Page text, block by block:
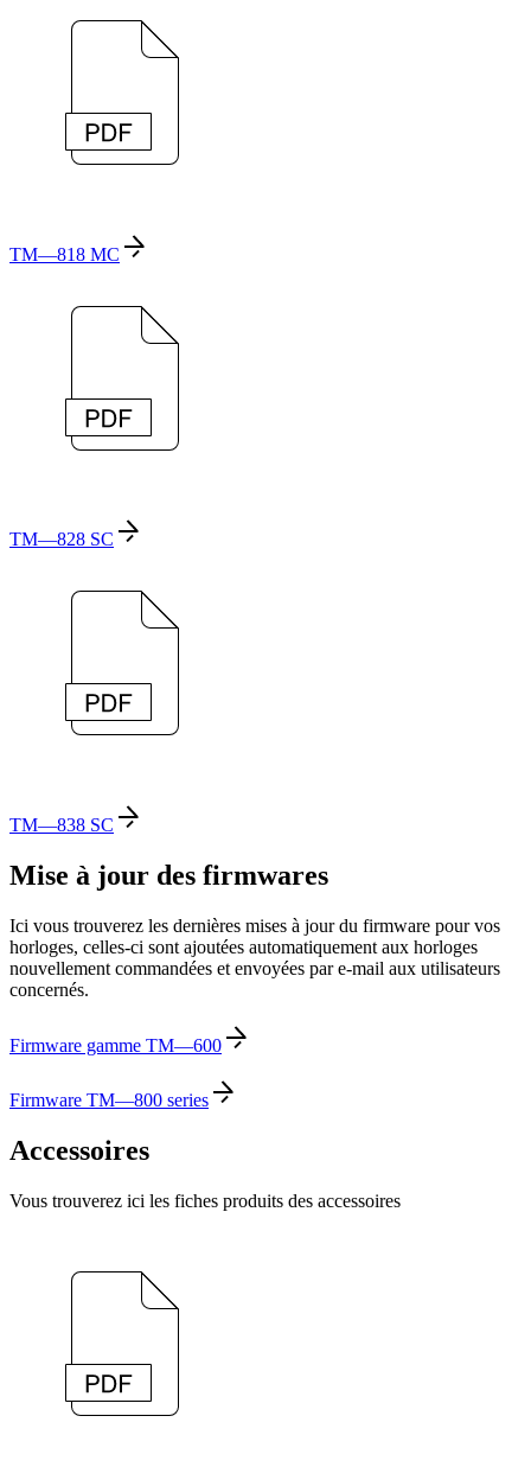
TM—818 MC
TM—828 SC
TM—838 SC
Mise à jour des firmwares
Ici vous trouverez les dernières mises à jour du firmware pour vos
horloges, celles-ci sont ajoutées automatiquement aux horloges
nouvellement commandées et envoyées par e-mail aux utilisateurs
concernés.
Firmware gamme TM—600
Firmware TM—800 series
Accessoires
Vous trouverez ici les fiches produits des accessoires